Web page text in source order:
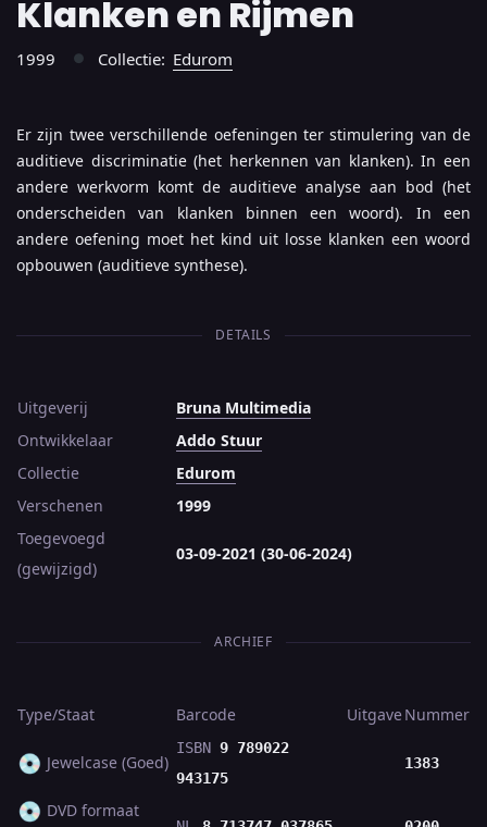
Klanken en Rijmen
1999 ● Collectie: Edurom
Er zijn twee verschillende oefeningen ter stimulering van de
auditieve discriminatie (het herkennen van klanken). In een
andere werkvorm komt de auditieve analyse aan bod (het
onderscheiden van klanken binnen een woord). In een
andere oefening moet het kind uit losse klanken een woord
opbouwen (auditieve synthese).
DETAILS
Uitgeverij
Bruna Multimedia
Ontwikkelaar
Addo Stuur
Collectie
Edurom
Verschenen
1999
Toegevoegd
(gewijzigd)
03-09-2021 (30-06-2024)
ARCHIEF
Type/Staat Barcode UitgaveNummer
💿 Jewelcase (Goed)
ISBN 9 789022
943175
1383
💿 DVD formaat